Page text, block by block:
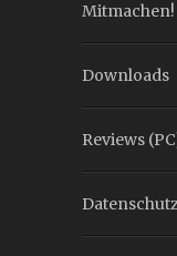
Mitmachen!
Downloads
Reviews